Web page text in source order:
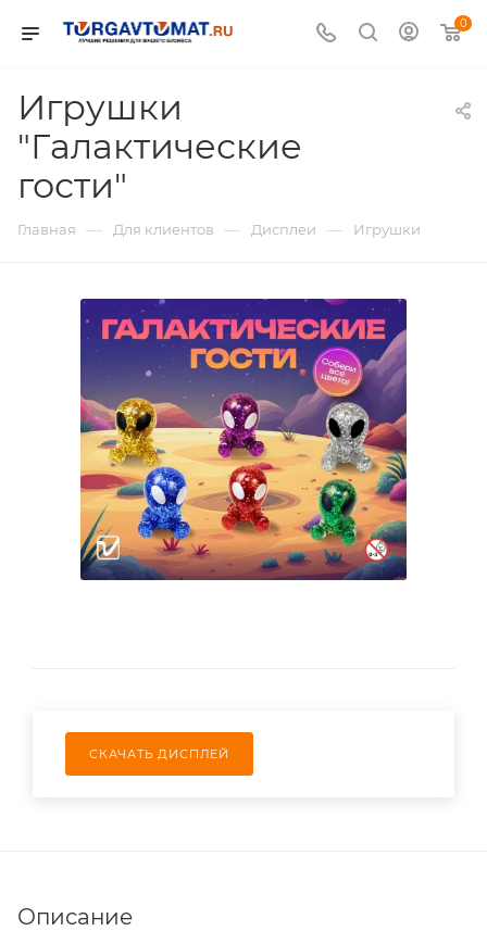
0
Игрушки
"Галактические
гости"
Главная — Для клиентов — Дисплеи — Игрушки
СКАЧАТЬ ДИСПЛЕЙ
Описание